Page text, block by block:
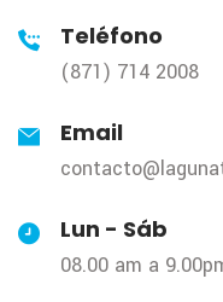
Teléfono
(871) 714 2008
Email
Lun - Sáb
08.00 am a